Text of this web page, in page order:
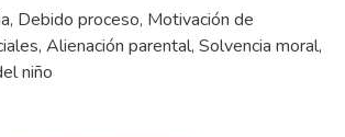
, Debido proceso, Motivación de
, Alienación parental, Solvencia moral,
niño